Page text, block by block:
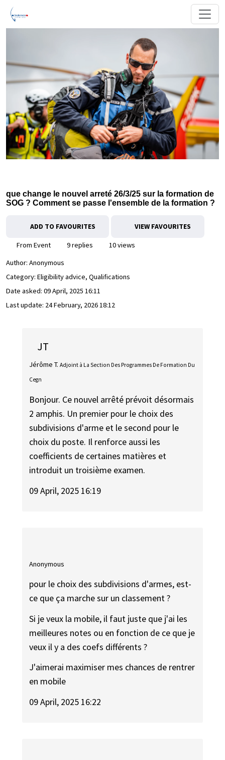
que change le nouvel arreté 26/3/25 sur la formation de
SOG ? Comment se passe l'ensemble de la formation ?
ADD TO FAVOURITES VIEW FAVOURITES
From Event 9 replies
10 views
Author: Anonymous
Category: Eligibility advice, Qualifications
Date asked: 09 April, 2025 16:11
Last update: 24 February, 2026 18:12
JT
Jérôme T. Adjoint à La Section Des Programmes De Formation Du
Cegn
Bonjour. Ce nouvel arrêté prévoit désormais
2 amphis. Un premier pour le choix des
subdivisions d'arme et le second pour le
choix du poste. Il renforce aussi les
coefficients de certaines matières et
introduit un troisième examen.
09 April, 2025 16:19
Anonymous
pour le choix des subdivisions d'armes, est-
ce que ça marche sur un classement ?
Si je veux la mobile, il faut juste que j'ai les
meilleures notes ou en fonction de ce que je
veux il y a des coefs différents ?
J'aimerai maximiser mes chances de rentrer
en mobile
09 April, 2025 16:22